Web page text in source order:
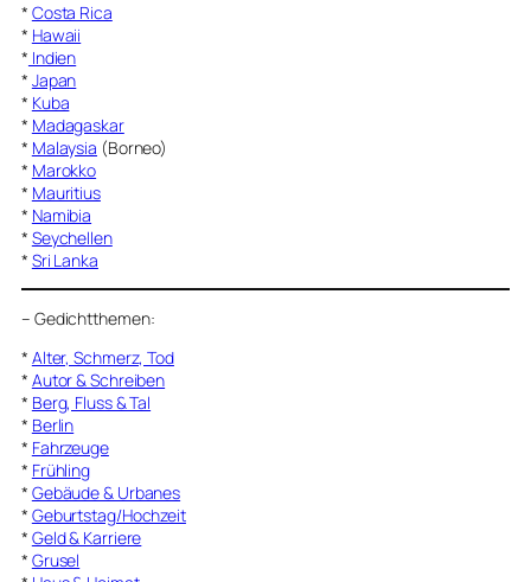
* Costa Rica
* Hawaii
* Indien
* Japan
* Kuba
* Madagaskar
* Malaysia (Borneo)
* Marokko
* Mauritius
* Namibia
* Seychellen
* Sri Lanka
– Gedichtthemen:
* Alter, Schmerz, Tod
* Autor & Schreiben
* Berg, Fluss & Tal
* Berlin
* Fahrzeuge
* Frühling
* Gebäude & Urbanes
* Geburtstag/Hochzeit
* Geld & Karriere
* Grusel